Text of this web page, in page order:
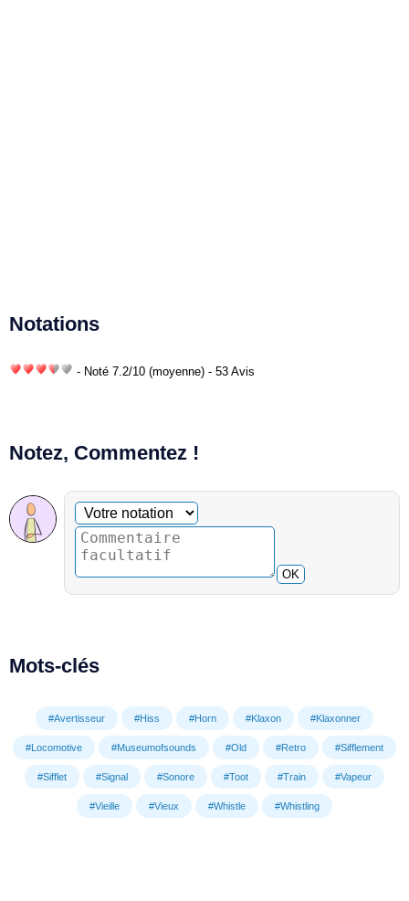
Notations
- Noté 7.2/10 (moyenne) - 53 Avis
Notez, Commentez !
Commentaire facultatif
Votre notation
OK
Mots-clés
#Avertisseur #Hiss #Horn #Klaxon #Klaxonner
#Locomotive #Museumofsounds #Old #Retro #Sifflement
#Sifflet #Signal #Sonore #Toot #Train #Vapeur
#Vieille #Vieux #Whistle #Whistling